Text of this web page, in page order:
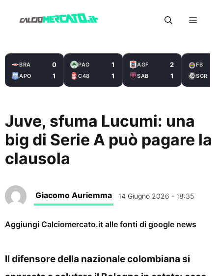
Menu
BRA 0
APO 1
PAO 1
C48 1
AGF 2
SAB 1
FB
SGR
Juve, sfuma Lucumi: una
big di Serie A può pagare la
clausola
Giacomo Auriemma 14 Giugno 2026 - 18:35
Aggiungi Calciomercato.it alle fonti di google news
Il difensore della nazionale colombiana si